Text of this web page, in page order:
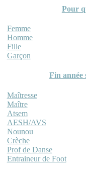
Pour
Femme
Homme
Fille
Garçon
Fin année
Maîtresse
Maître
Atsem
AESH/AVS
Nounou
Crèche
Prof de Danse
Entraineur de Foot